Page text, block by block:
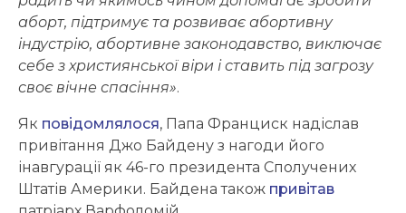
аборт, підтримує та розвиває абортивну
індустрію, абортивне законодавство, виключає
себе з християнської віри і ставить під загрозу
своє вічне спасіння».
Як повідомлялося, Папа Франциск надіслав
привітання Джо Байдену з нагоди його
інавгурації як 46-го президента Сполучених
Штатів Америки. Байдена також привітав